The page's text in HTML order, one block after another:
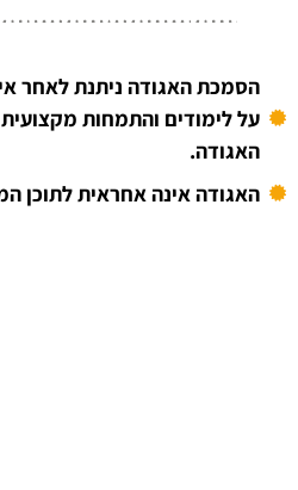
הסמכת האגודה ניתנת לאחר
על לימודים והתמחות
האגודה.
האגודה אינה אחראית לתוכן